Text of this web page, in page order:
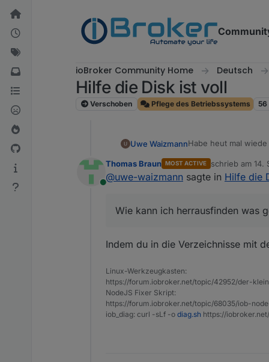
Weiter zum Inhalt
ioBroker Community Home Deutsch
Hilfe die Disk ist voll
Verschoben Pflege des Betriebssystems 56
Uwe WaizmannHabe heut mal
Ich bin nicht gerade
Folgendes bringt
$ df -h
Dateisystem
tmpfs
/dev/sda1
pi@whome:/var/
6,0 GiB
2,0 GiB [###
26,1 MiB [
7,2 MiB [
Betriebssystem
linux
Architektur
arm
Online
Thomas Braun MOST ACTIVE schrieb am 14.
zuletzt editiert
@uwe-waizmann sagte in Hilfe die
Wie kann ich herrausfinden was
Indem du in die Verzeichnisse mit
Linux-Werkzeugkasten:
https://forum.iobroker.net/topic/42952/der-
NodeJS Fixer Skript:
https://forum.iobroker.net/topic/68035/iob-
iob_diag: curl -sLf -o diag.sh https://